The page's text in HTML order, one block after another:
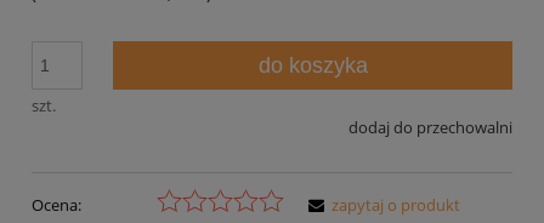
szt.
do koszyka
dodaj do przechowalni
Ocena:
zapytaj o produkt